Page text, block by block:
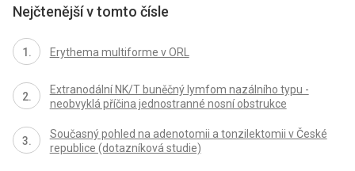
Nejčtenější v tomto čísle
Erythema multiforme v ORL
Extranodální NK/T buněčný lymfom nazálního typu -
neobvyklá příčina jednostranné nosní obstrukce
Současný pohled na adenotomii a tonzilektomii v České
republice (dotazníková studie)